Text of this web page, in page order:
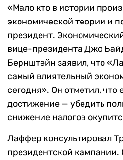
«Мало кто в истории
экономической теории и
президент.
вице-президента Джо
Бернштейн заявил, что
самый влиятельный
сегодня». Он отметил, что
достижение — убедить
снижение налогов
Лаффер консультировал
президентской кампании.